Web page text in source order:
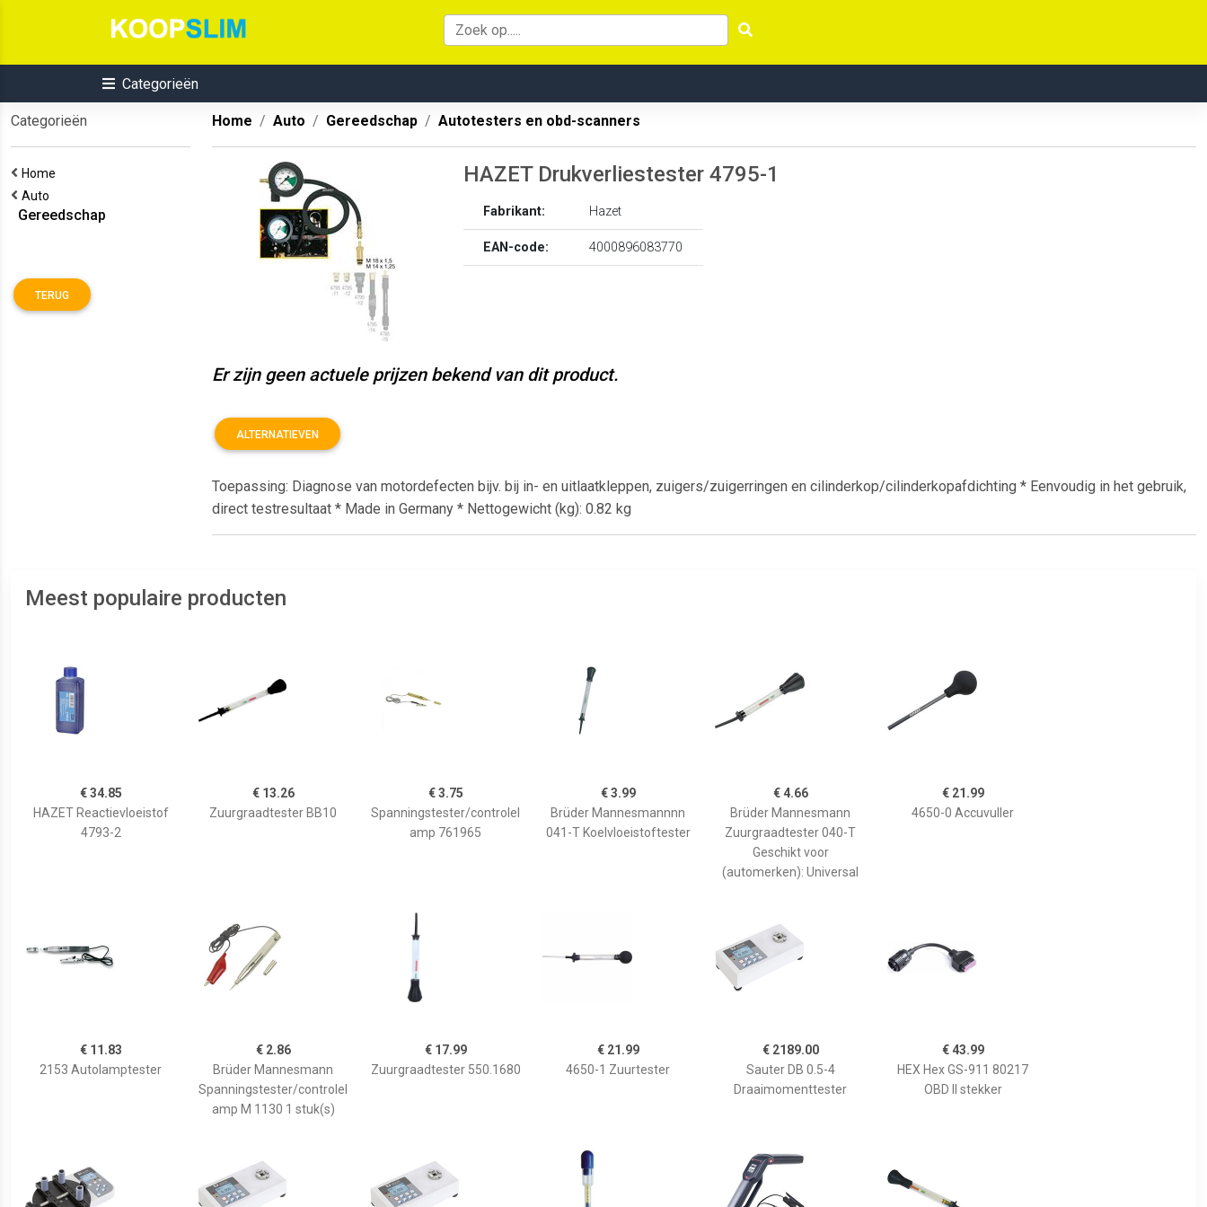
Categorieën
Categorieën
Home
Auto
Gereedschap
TERUG
Home Auto Gereedschap Autotesters en obd-scanners
HAZET Drukverliestester 4795-1
Fabrikant: Hazet
EAN-code: 4000896083770
Er zijn geen actuele prijzen bekend van dit product.
ALTERNATIEVEN
Toepassing: Diagnose van motordefecten bijv. bij in- en uitlaatkleppen, zuigers/zuigerringen en cilinderkop/cilinderkopafdichting * Eenvoudig in het gebruik,
direct testresultaat * Made in Germany * Nettogewicht (kg): 0.82 kg
Meest populaire producten
€ 34.85
HAZET Reactievloeistof
4793-2
€ 13.26
Zuurgraadtester BB10
€ 3.75
Spanningstester/controlel
amp 761965
€ 3.99
Brüder Mannesmannnn
041-T Koelvloeistoftester
€ 4.66
Brüder Mannesmann
Zuurgraadtester 040-T
Geschikt voor
(automerken): Universal
€ 21.99
4650-0 Accuvuller
€ 11.83
2153 Autolamptester
€ 2.86
Brüder Mannesmann
Spanningstester/controlel
amp M 1130 1 stuk(s)
€ 17.99
Zuurgraadtester 550.1680
€ 21.99
4650-1 Zuurtester
€ 2189.00
Sauter DB 0.5-4
Draaimomenttester
€ 43.99
HEX Hex GS-911 80217
OBD II stekker